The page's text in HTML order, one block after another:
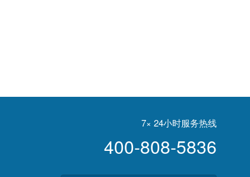
7× 24小时服务热线
400-808-5836